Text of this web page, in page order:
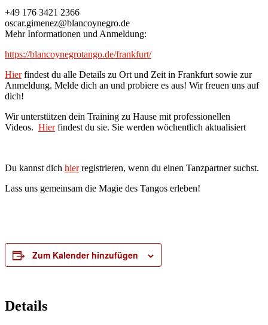
+49 176 3421 2366
oscar.gimenez@blancoynegro.de
Mehr Informationen und Anmeldung:
https://blancoynegrotango.de/frankfurt/
Hierfindest du alle Details zu Ort und Zeit in Frankfurt sowie zur
Anmeldung. Melde dich an und probiere es aus! Wir freuen uns auf
dich!
Wir unterstützen dein Training zu Hause mit professionellen
Videos. Hierfindest du sie. Sie werden wöchentlich aktualisiert
Du kannst dich hierregistrieren, wenn du einen Tanzpartner suchst.
Lass uns gemeinsam die Magie des Tangos erleben!
Zum Kalender hinzufügen
Details